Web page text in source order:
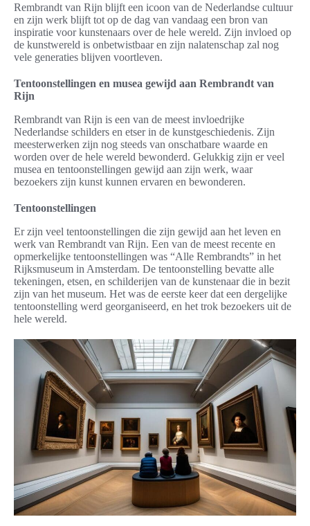
Rembrandt van Rijn blijft een icoon van de Nederlandse cultuur
en zijn werk blijft tot op de dag van vandaag een bron van
inspiratie voor kunstenaars over de hele wereld. Zijn invloed op
de kunstwereld is onbetwistbaar en zijn nalatenschap zal nog
vele generaties blijven voortleven.
Tentoonstellingen en musea gewijd aan Rembrandt van
Rijn
Rembrandt van Rijn is een van de meest invloedrijke
Nederlandse schilders en etser in de kunstgeschiedenis. Zijn
meesterwerken zijn nog steeds van onschatbare waarde en
worden over de hele wereld bewonderd. Gelukkig zijn er veel
musea en tentoonstellingen gewijd aan zijn werk, waar
bezoekers zijn kunst kunnen ervaren en bewonderen.
Tentoonstellingen
Er zijn veel tentoonstellingen die zijn gewijd aan het leven en
werk van Rembrandt van Rijn. Een van de meest recente en
opmerkelijke tentoonstellingen was “Alle Rembrandts” in het
Rijksmuseum in Amsterdam. De tentoonstelling bevatte alle
tekeningen, etsen, en schilderijen van de kunstenaar die in bezit
zijn van het museum. Het was de eerste keer dat een dergelijke
tentoonstelling werd georganiseerd, en het trok bezoekers uit de
hele wereld.